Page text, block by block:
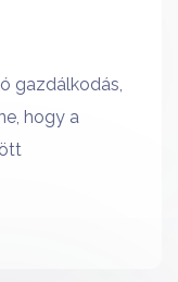
gazdálkodás,
hogy a